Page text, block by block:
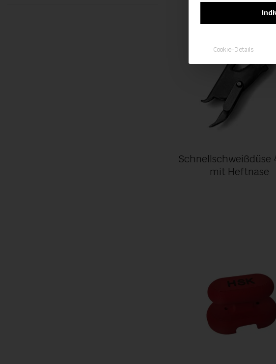
Schnellschweißdüse
mit Heftnase
Cookie-Details